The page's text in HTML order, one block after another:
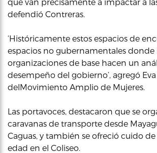
defendió Contreras.
‘Históricamente estos espacios de
espacios no gubernamentales donde
organizaciones de base hacen un
desempeño del gobierno’, agregó
delMovimiento Amplio de Mujeres.
Las portavoces, destacaron que se
caravanas de transporte desde
Caguas, y también se ofreció cuido
edad en el Coliseo.